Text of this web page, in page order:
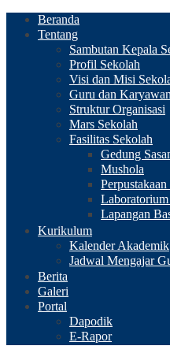
Beranda
Tentang
Sambutan Kepala
Profil Sekolah
Visi dan Misi
Guru dan Karyawan
Struktur Organisasi
Mars Sekolah
Fasilitas Sekolah
Gedung
Mushola
Lapangan
Kurikulum
Kalender Akademik
Jadwal Mengajar
Berita
Galeri
Portal
Dapodik
E-Rapor